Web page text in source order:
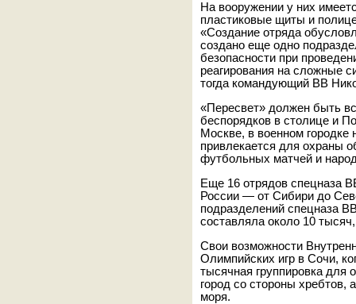
На вооружении у них
пластиковые щиты и
«Создание отряда
создано еще одно
безопасности при
реагирования на сложные
тогда командующий ВВ
«Пересвет» должен быть
беспорядков в столице и
Москве, в военном городке
привлекается для охраны
футбольных матчей и
Еще 16 отрядов спецназа
России — от Сибири до
подразделений спецназа
составляла около 10
Свои возможности
Олимпийских игр в Сочи,
тысячная группировка для
город со стороны хребтов,
моря.